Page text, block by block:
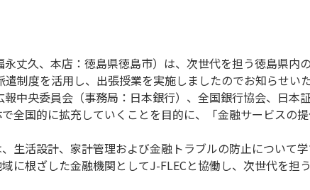
永丈久、本店：徳島県徳島市）は、次世代を担う徳島県
遣制度を活用し、出張授業を実施しましたのでお知らせいた
報中央委員会（事務局：日本銀行）、全国銀行協会、日
全国的に拡充していくことを目的に、「金融サービスの
生活設計、家計管理および金融トラブルの防止について
に根ざした金融機関としてJ-FLECと協働し、次世代を担